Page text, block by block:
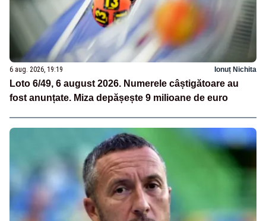
6 aug. 2026, 19:19 Ionuț Nichita
Loto 6/49, 6 august 2026. Numerele câștigătoare au
fost anunțate. Miza depășește 9 milioane de euro